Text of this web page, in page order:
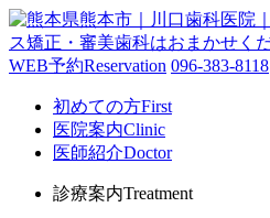
WEB予約Reservation 096-383-8118
初めての方First
医院案内Clinic
医師紹介Doctor
診療案内Treatment